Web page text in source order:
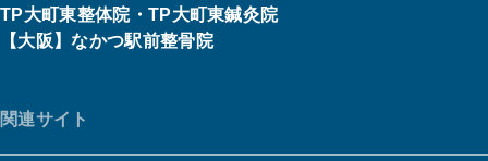
TP大町東整体院・TP大町東鍼灸院
【大阪】なかつ駅前整骨院
関連サイト